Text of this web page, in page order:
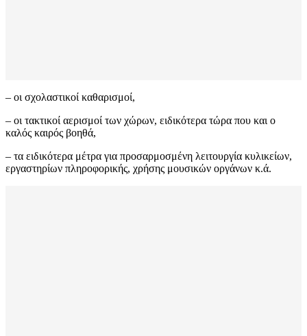
– οι σχολαστικοί καθαρισμοί,
– οι τακτικοί αερισμοί των χώρων, ειδικότερα τώρα που και ο
καλός καιρός βοηθά,
– τα ειδικότερα μέτρα για προσαρμοσμένη λειτουργία κυλικείων,
εργαστηρίων πληροφορικής, χρήσης μουσικών οργάνων κ.ά.